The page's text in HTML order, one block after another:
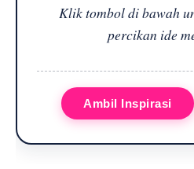
Klik tombol di bawah
percikan ide
Ambil Inspirasi